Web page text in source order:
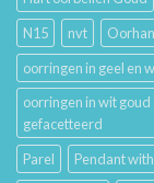
N15
nvt
oorringen in geel en
oorringen in wit
gefacetteerd
Parel
Pendant